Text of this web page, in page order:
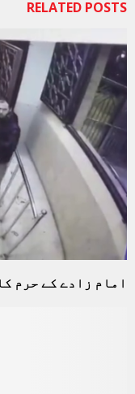
RELATED POSTS
امام زادے کے حرم